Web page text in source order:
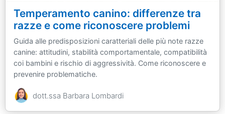
Temperamento canino: differenze tra
razze e come riconoscere problemi
Guida alle predisposizioni caratteriali delle più note razze
canine: attitudini, stabilità comportamentale, compatibilità
coi bambini e rischio di aggressività. Come riconoscere e
prevenire problematiche.
dott.ssa Barbara Lombardi